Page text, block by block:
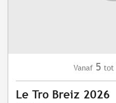
Vanaf 5 tot
Le Tro Breiz 2026